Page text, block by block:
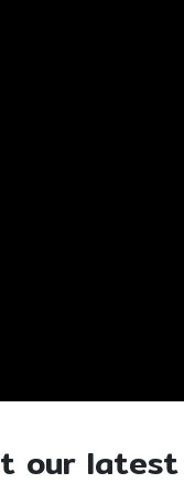
our latest